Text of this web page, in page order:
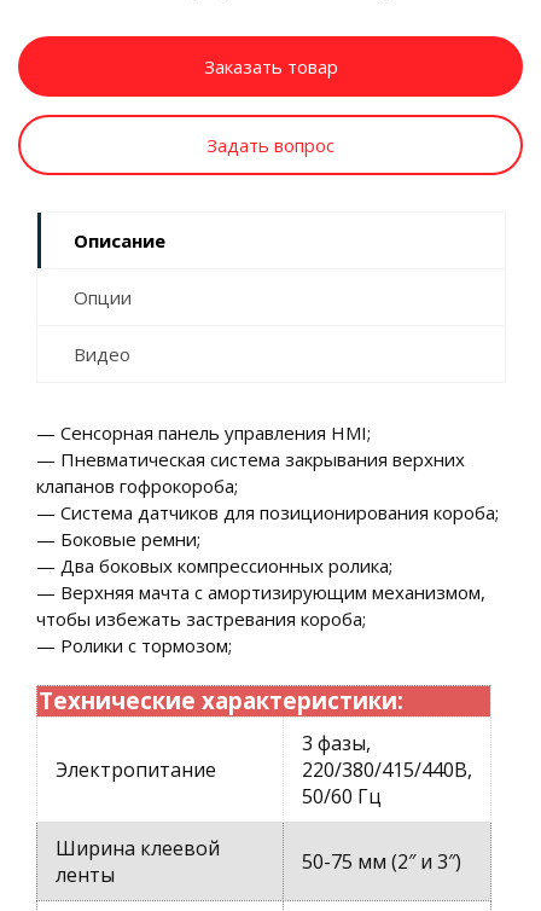
Заказать товар
Задать вопрос
Описание
Опции
Видео
— Сенсорная панель управления HMI;
— Пневматическая система закрывания верхних
клапанов гофрокороба;
— Система датчиков для позиционирования короба;
— Боковые ремни;
— Два боковых компрессионных ролика;
— Верхняя мачта с амортизирующим механизмом,
чтобы избежать застревания короба;
— Ролики с тормозом;
Технические характеристики:
Электропитание
3 фазы,
220/380/415/440В,
50/60 Гц
Ширина клеевой
ленты
50-75 мм (2″ и 3″)